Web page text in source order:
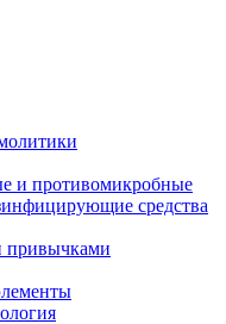
и противомикробные
средства
привычками